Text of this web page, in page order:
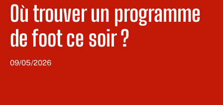
Où trouver un programme
de foot ce soir ?
09/05/2026